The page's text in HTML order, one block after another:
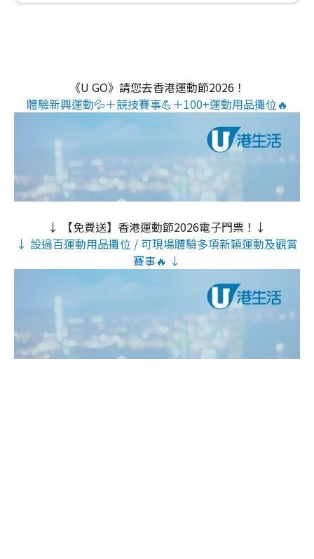
《U GO》請您去香港運動節2026！
體驗新興運動💦＋競技賽事💪＋100+運動用品攤位🔥
↓ 【免費送】香港運動節2026電子門票！↓
↓ 設過百運動用品攤位 / 可現場體驗多項新穎運動及觀賞
賽事🔥 ↓